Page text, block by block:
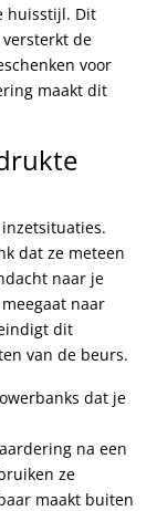
huisstijl. Dit
de
voor
maakt dit
dat ze meteen
naar je
naar
dit
van de beurs.
dat je
na een
ze
maakt buiten